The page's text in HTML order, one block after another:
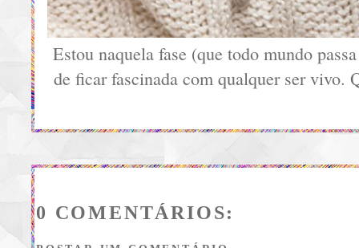
Estou naquela fase (que todo mundo
de ficar fascinada com qualquer ser vivo.
0 COMENTÁRIOS: